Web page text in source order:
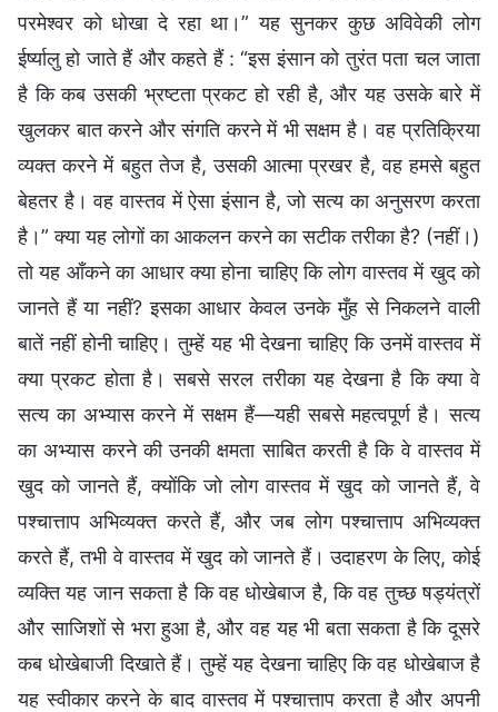
परमेश्वर को धोखा दे रहा था।” यह सुनकर कुछ अविवेकी लोग
ईर्ष्यालु हो जाते हैं और कहते हैं : “इस इंसान को तुरंत पता चल जाता
है कि कब उसकी भ्रष्टता प्रकट हो रही है, और यह उसके बारे में
खुलकर बात करने और संगति करने में भी सक्षम है। वह प्रतिक्रिया
व्यक्त करने में बहुत तेज है, उसकी आत्मा प्रखर है, वह हमसे बहुत
बेहतर है। वह वास्तव में ऐसा इंसान है, जो सत्य का अनुसरण करता
है।” क्या यह लोगों का आकलन करने का सटीक तरीका है? (नहीं।)
तो यह आँकने का आधार क्या होना चाहिए कि लोग वास्तव में खुद को
जानते हैं या नहीं? इसका आधार केवल उनके मुँह से निकलने वाली
बातें नहीं होनी चाहिए। तुम्हें यह भी देखना चाहिए कि उनमें वास्तव में
क्या प्रकट होता है। सबसे सरल तरीका यह देखना है कि क्या वे
सत्य का अभ्यास करने में सक्षम हैं—यही सबसे महत्वपूर्ण है। सत्य
का अभ्यास करने की उनकी क्षमता साबित करती है कि वे वास्तव में
खुद को जानते हैं, क्योंकि जो लोग वास्तव में खुद को जानते हैं, वे
पश्चात्ताप अभिव्यक्त करते हैं, और जब लोग पश्चात्ताप अभिव्यक्त
करते हैं, तभी वे वास्तव में खुद को जानते हैं। उदाहरण के लिए, कोई
व्यक्ति यह जान सकता है कि वह धोखेबाज है, कि वह तुच्छ षड्यंत्रों
और साजिशों से भरा हुआ है, और वह यह भी बता सकता है कि दूसरे
कब धोखेबाजी दिखाते हैं। तुम्हें यह देखना चाहिए कि वह धोखेबाज है
यह स्वीकार करने के बाद वास्तव में पश्चात्ताप करता है और अपनी